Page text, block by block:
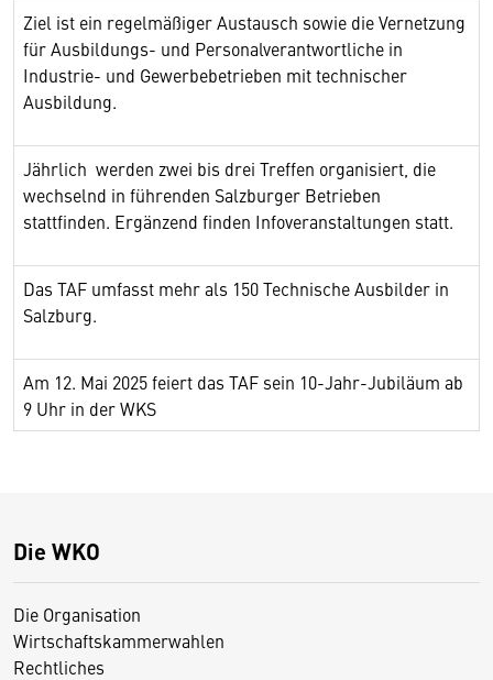
Ziel ist ein regelmäßiger Austausch sowie die Vernetzung
für Ausbildungs- und Personalverantwortliche in
Industrie- und Gewerbebetrieben mit technischer
Ausbildung.
Jährlich werden zwei bis drei Treffen organisiert, die
wechselnd in führenden Salzburger Betrieben
stattfinden. Ergänzend finden Infoveranstaltungen statt.
Das TAF umfasst mehr als 150 Technische Ausbilder in
Salzburg.
Am 12. Mai 2025 feiert das TAF sein 10-Jahr-Jubiläum ab
9 Uhr in der WKS
Die WKO
Die Organisation
Wirtschaftskammerwahlen
Rechtliches